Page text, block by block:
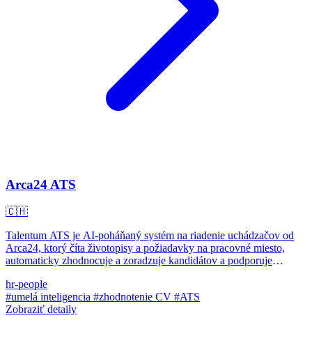
Arca24 ATS
🇨🇭
Talentum ATS je AI-poháňaný systém na riadenie uchádzačov od
Arca24, ktorý číta životopisy a požiadavky na pracovné miesto,
automaticky zhodnocuje a zoradzuje kandidátov a podporuje
HR tímy.
hr-people
#umelá inteligencia #zhodnotenie CV #ATS
Zobraziť detaily